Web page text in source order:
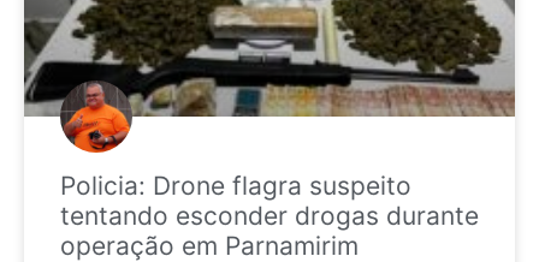
Policia: Drone flagra suspeito
tentando esconder drogas durante
operação em Parnamirim